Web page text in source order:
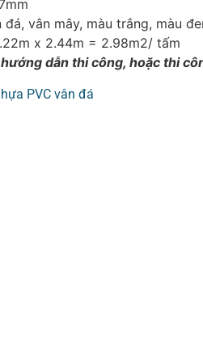
đá, vân mây, màu trắng, màu
x 2.44m = 2.98m2/ tấm
dẫn thi công, hoặc thi
PVC vân đá